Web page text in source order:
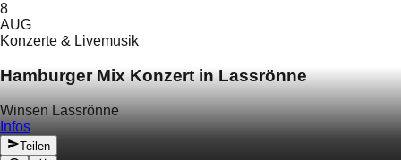
8
AUG
Konzerte & Livemusik
Hamburger Mix Konzert in Lassrönne
Winsen Lassrönne
Infos
Teilen